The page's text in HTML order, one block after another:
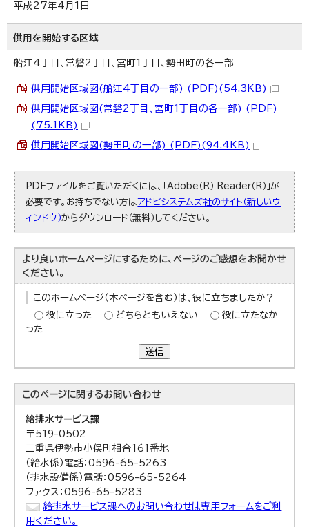
平成27年4月1日
供用を開始する区域
船江4丁目、常磐2丁目、宮町1丁目、勢田町の各一部
供用開始区域図(船江4丁目の一部) (PDF)(54.3KB)
供用開始区域図(常磐2丁目、宮町1丁目の各一部) (PDF)
(75.1KB)
供用開始区域図(勢田町の一部) (PDF)(94.4KB)
PDFファイルをご覧いただくには、「Adobe（R） Reader（R）」が
必要です。お持ちでない方は アドビシステムズ社のサイト（新しいウ
ィンドウ）からダウンロード（無料）してください。
より良いホームページにするために、ページのご感想をお聞かせ
ください。
このホームページ（本ページを含む）は、役に立ちましたか？
役に立った
どちらともいえない
役に立たなか
った
送信
このページに関するお問い合わせ
給排水サービス課
〒519-0502
三重県伊勢市小俣町相合161番地
（給水係）電話：0596-65-5263
（排水設備係）電話：0596-65-5264
ファクス：0596-65-5283
給排水サービス課へのお問い合わせは専用フォームをご利
用ください。